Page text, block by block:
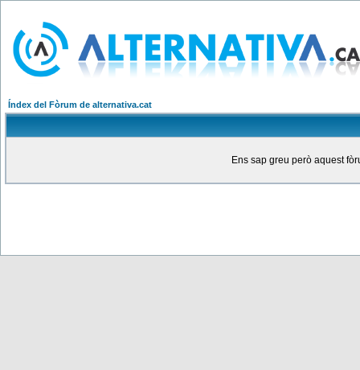
Índex del Fòrum de alternativa.cat
Ens sap greu però aquest